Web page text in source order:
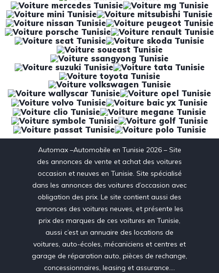
Automax –Automobile en Tunisie 2026 – Site
des annonces de vente et achat des voitures
occasion et neuves en Tunisie. Site spécialisé
dans les annonces des voitures d’occasion avec
obligation des prix. Le site contient aussi des
annonces des voitures neuves, et présente les
prix des marques de ces voitures en Tunisie,
aussi c’est un annuaire des locations de
voitures, auto-écoles, mécaniciens et centres et
garage de réparation auto, pièces de rechange,
concessionnaires, leasing et assurance….